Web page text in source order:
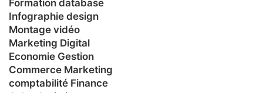
Formation database
Infographie design
Montage vidéo
Marketing Digital
Economie Gestion
Commerce Marketing
comptabilité Finance